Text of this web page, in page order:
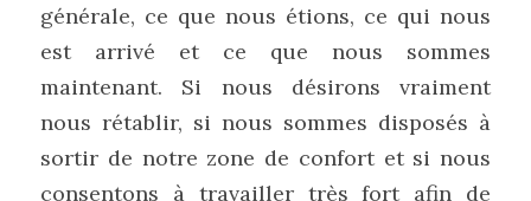
générale, ce que nous étions, ce qui nous
est arrivé et ce que nous sommes
maintenant. Si nous désirons vraiment
nous rétablir, si nous sommes disposés à
sortir de notre zone de confort et si nous
consentons à travailler très fort afin de